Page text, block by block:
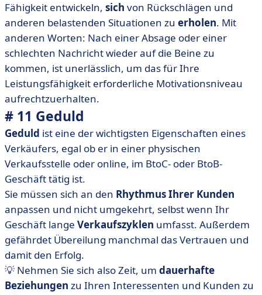
Fähigkeit entwickeln, sich von Rückschlägen und
anderen belastenden Situationen zu erholen. Mit
anderen Worten: Nach einer Absage oder einer
schlechten Nachricht wieder auf die Beine zu
kommen, ist unerlässlich, um das für Ihre
Leistungsfähigkeit erforderliche Motivationsniveau
aufrechtzuerhalten.
# 11 Geduld
Geduld ist eine der wichtigsten Eigenschaften eines
Verkäufers, egal ob er in einer physischen
Verkaufsstelle oder online, im BtoC- oder BtoB-
Geschäft tätig ist.
Sie müssen sich an den Rhythmus Ihrer Kunden
anpassen und nicht umgekehrt, selbst wenn Ihr
Geschäft lange Verkaufszyklen umfasst. Außerdem
gefährdet Übereilung manchmal das Vertrauen und
damit den Erfolg.
💡 Nehmen Sie sich also Zeit, um dauerhafte
Beziehungen zu Ihren Interessenten und Kunden zu